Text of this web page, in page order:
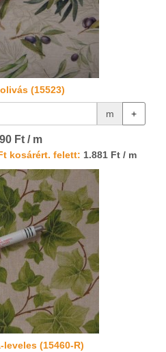
(15523)
m +
Ft / m
kosárért. felett: 1.881 Ft / m
(15460-R)